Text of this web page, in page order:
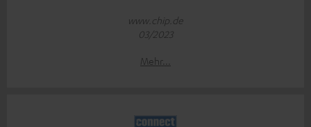
www.chip.de
03/2023
Mehr...